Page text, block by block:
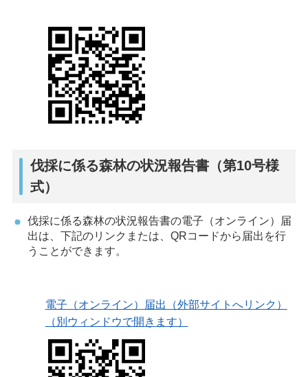
伐採に係る森林の状況報告書（第10号様
式）
伐採に係る森林の状況報告書の電子（オンライン）届
出は、下記のリンクまたは、QRコードから届出を行
うことができます。
電子（オンライン）届出（外部サイトへリンク）
（別ウィンドウで開きます）